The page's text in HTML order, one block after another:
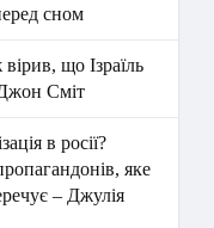
сном
що Ізраїль
Сміт
в росії?
яке
– Джулія